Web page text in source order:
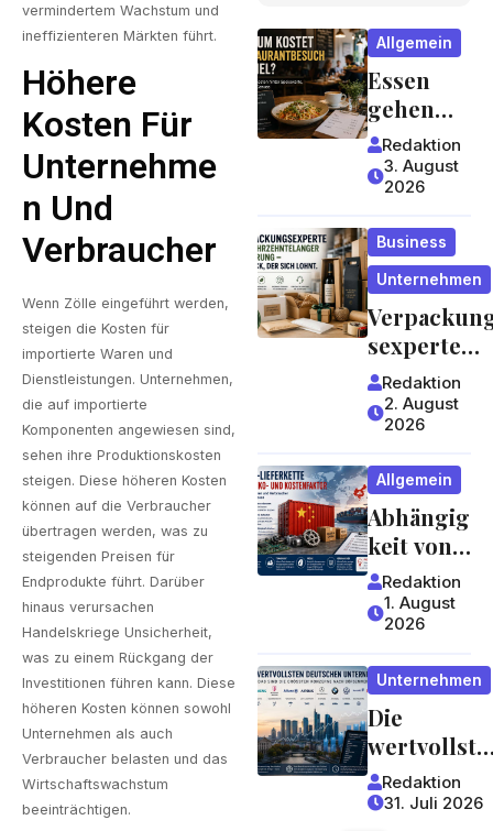
vermindertem Wachstum und
ineffizienteren Märkten führt.
Höhere
Kosten Für
Unternehme
N Und
Verbraucher
Wenn Zölle eingeführt werden,
steigen die Kosten für
importierte Waren und
Dienstleistungen. Unternehmen,
die auf importierte
Komponenten angewiesen sind,
sehen ihre Produktionskosten
steigen. Diese höheren Kosten
können auf die Verbraucher
übertragen werden, was zu
steigenden Preisen für
Endprodukte führt. Darüber
hinaus verursachen
Handelskriege Unsicherheit,
was zu einem Rückgang der
Investitionen führen kann. Diese
höheren Kosten können sowohl
Unternehmen als auch
Verbraucher belasten und das
Wirtschaftswachstum
beeinträchtigen.
ng und
Zeitplan
achten
sollten
Allgemein
Essen
gehen
wird zum
Luxus?
Wie
Gastrono
miepreis
e
entstehe
n und
worauf
Gäste
achten
Redaktion
3. August
2026
Business
Unternehmen
sexperte
mit
jahrzehntel
anger
Erfahrung
ein Blick,
der sich
lohnt
Redaktion
2. August
2026
Allgemein
Abhängig
keit von
China:
Welche
Risiken
Lieferket
ten für
Unterneh
men und
Verbrauc
her
Redaktion
1. August
2026
Unternehmen
Die
wertvollste
n
deutschen
Redaktion
31. Juli 2026